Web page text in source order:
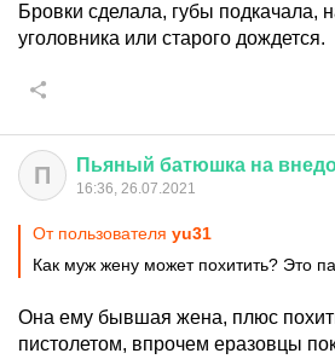
Бровки сделала, губы подкачала,
уголовника или старого дождется.
П Пьяный батюшка на
16:36, 26.07.2021
От пользователя yu31
Как муж жену может похитить? Это
Она ему бывшая жена, плюс
пистолетом, впрочем еразовцы